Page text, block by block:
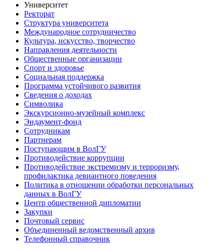
Университет
Ректорат
Структура университета
Международное сотрудничество
Культура, искусство, творчество
Направления деятельности
Общественные организации
Спорт и здоровье
Социальная поддержка
Программа устойчивого развития
Сведения о доходах
Символика
Экскурсионно-музейный комплекс
Эндаумент-фонд
Сотрудникам
Партнерам
Поступающим в ВолГУ
Противодействие коррупции
Противодействие экстремизму и терроризму,
профилактика девиантного поведения
Политика в отношении обработки персональных
данных в ВолГУ
Центр общественной дипломатии
Закупки
Почтовый сервис
Объединенный ведомственный архив
Телефонный справочник